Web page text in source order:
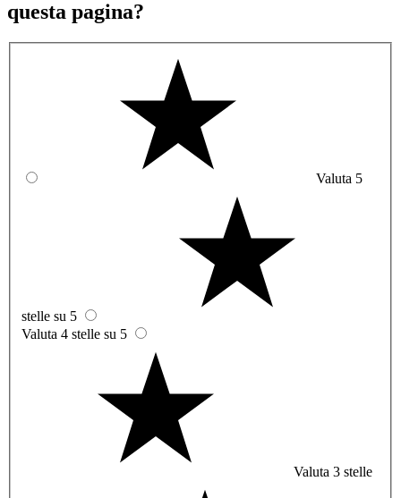
questa pagina?
Valuta 5
stelle su 5
Valuta 4 stelle su 5
Valuta 3 stelle